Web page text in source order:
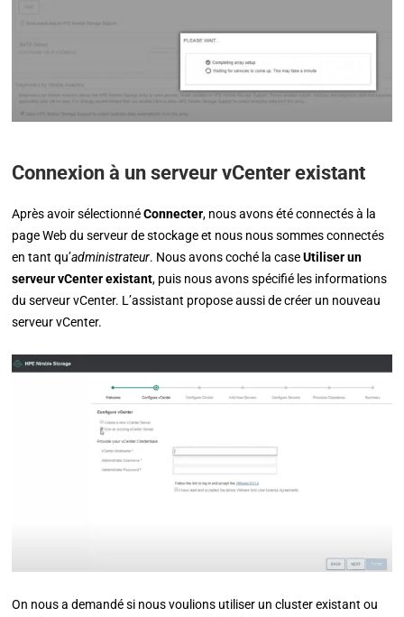
Connexion à un serveur vCenter existant
Après avoir sélectionnéConnecter, nous avons été connectés à la
page Web du serveur de stockage et nous nous sommes connectés
en tant qu’administrateur. Nous avons coché la caseUtiliser un
serveur vCenter existant, puis nous avons spécifié les informations
du serveur vCenter. L’assistant propose aussi de créer un nouveau
serveur vCenter.
On nous a demandé si nous voulions utiliser un cluster existant ou